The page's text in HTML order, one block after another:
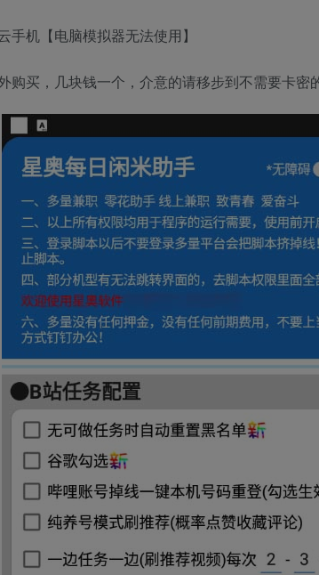
手机【电脑模拟器无法使用】
购买，几块钱一个，介意的请移步到不需要卡密